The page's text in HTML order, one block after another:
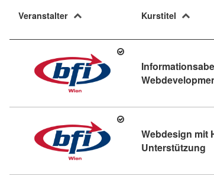
Veranstalter Kurstitel
Webdesign mit
Unterstützung